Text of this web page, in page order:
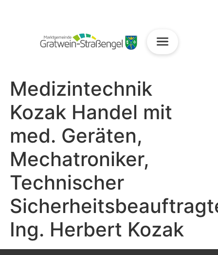
Medizintechnik
Kozak Handel mit
med. Geräten,
Mechatroniker,
Technischer
Ing. Herbert Kozak